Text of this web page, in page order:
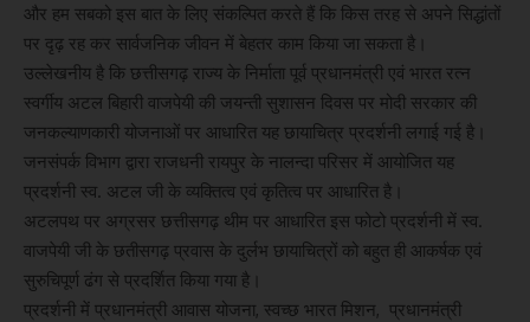
और हम सबको इस बात के लिए संकल्पित करते हैं कि किस तरह से अपने सिद्धांतों
पर दृढ़ रह कर सार्वजनिक जीवन में बेहतर काम किया जा सकता है।
उल्लेखनीय है कि छत्तीसगढ़ राज्य के निर्माता पूर्व प्रधानमंत्री एवं भारत रत्न
स्वर्गीय अटल बिहारी वाजपेयी की जयन्ती सुशासन दिवस पर मोदी सरकार की
जनकल्याणकारी योजनाओं पर आधारित यह छायाचित्र प्रदर्शनी लगाई गई है।
जनसंपर्क विभाग द्वारा राजधनी रायपुर के नालन्दा परिसर में आयोजित यह
प्रदर्शनी स्व. अटल जी के व्यक्तित्व एवं कृतित्व पर आधारित है।
अटलपथ पर अग्रसर छत्तीसगढ़ थीम पर आधारित इस फोटो प्रदर्शनी में स्व.
वाजपेयी जी के छतीसगढ़ प्रवास के दुर्लभ छायाचित्रों को बहुत ही आकर्षक एवं
सुरुचिपूर्ण ढंग से प्रदर्शित किया गया है।
प्रदर्शनी में प्रधानमंत्री आवास योजना, स्वच्छ भारत मिशन, प्रधानमंत्री